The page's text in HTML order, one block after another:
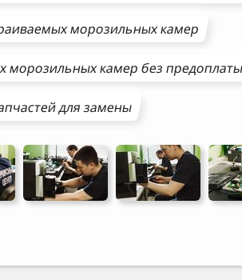
морозильных камер
морозильных камербез
для замены